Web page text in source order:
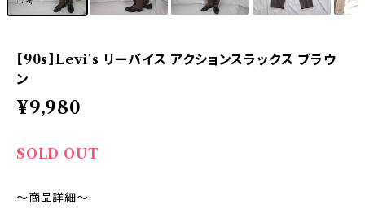
【90s】Levi's リーバイス アクションスラックス ブラウ
ン
¥9,980
SOLD OUT
～商品詳細～